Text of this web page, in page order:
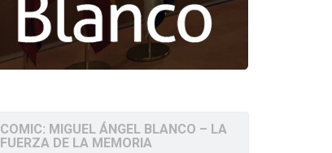
COMIC: MIGUEL ÁNGEL BLANCO – LA
FUERZA DE LA MEMORIA